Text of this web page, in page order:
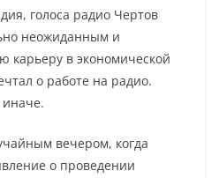
голоса радио Чертов
неожиданным и
карьеру в экономической
о работе на радио.
вечером, когда
о проведении